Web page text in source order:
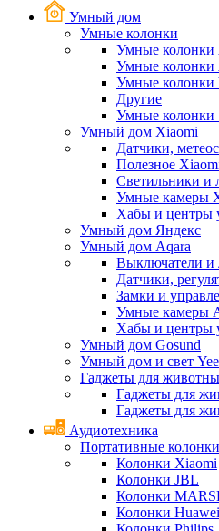
Умный дом
Умные колонки
Умные колонки
Умные колонки
Умные
Другие
Умные колонки
Умный дом Xiaomi
Датчики,
Полезное
Светильники и
Умные камеры
Хабы и центры
Умный дом Яндекс
Умный дом Aqara
Выключатели и
Датчики,
Замки и
Умные камеры
Хабы и центры
Умный дом Gosund
Умный дом и свет
Гаджеты для
Гаджеты для
Гаджеты для
Аудиотехника
Портативные колонки
Колонки Xiaomi
Колонки JBL
Колонки
Колонки Huawei